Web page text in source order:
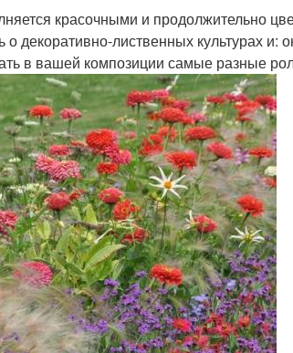
красочными и продолжительно
декоративно-лиственных культурах и:
в вашей композиции самые разные